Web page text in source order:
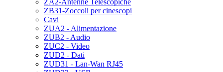
ZA2-Antenne Telescopiche
ZB31-Zoccoli per cinescopi
Cavi
ZUA2 - Alimentazione
ZUB2 - Audio
ZUC2 - Video
ZUD2 - Dati
ZUD31 - Lan-Wan RJ45